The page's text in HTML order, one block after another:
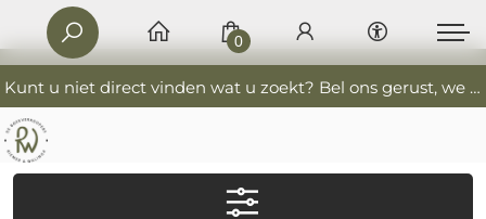
Kunt u niet direct vinden wat u zoekt? Bel ons gerust, we helpen u graag. 0341-552405 De Boekverkoopers
0